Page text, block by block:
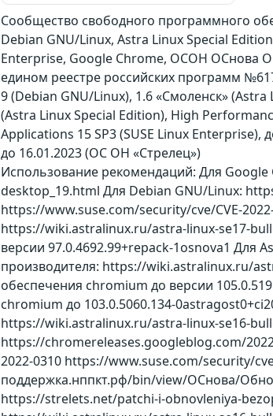
Сообщество свободного программного
Debian GNU/Linux, Astra Linux Special
Enterprise, Google Chrome, ОСОН ОСнова
едином реестре российских программ
9 (Debian GNU/Linux), 1.6 «Смоленск»
(Astra Linux Special Edition), High
Applications 15 SP3 (SUSE Linux
до 16.01.2023 (ОС ОН «Стрелец»)
Использование рекомендаций: Для
desktop_19.html Для Debian GNU/Linux:
https://www.suse.com/security/cve/CVE-
https://wiki.astralinux.ru/astra-linux-se17-
версии 97.0.4692.99+repack-1osnova1 Для
производителя: https://wiki.astralinux.ru/
обеспечения chromium до версии
chromium до 103.0.5060.134-
https://wiki.astralinux.ru/astra-linux-se16-
https://chromereleases.googleblog.com/
2022-0310 https://www.suse.com/security/
поддержка.нппкт.рф/bin/view/ОСнова/
https://strelets.net/patchi-i-obnovleniya-